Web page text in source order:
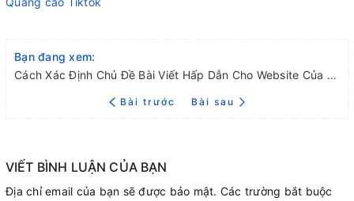
Bạn đang xem:
Cách Xác Định Chủ Đề Bài Viết Hấp Dẫn Cho Website Của Bạn
Bài trước Bài sau
VIẾT BÌNH LUẬN CỦA BẠN
Địa chỉ email của bạn sẽ được bảo mật. Các trường bắt buộc